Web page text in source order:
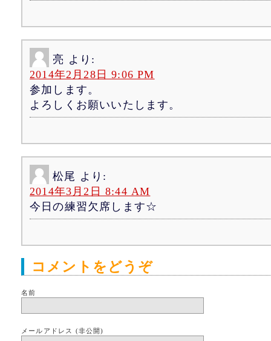
亮 より:
2014年2月28日 9:06 PM
参加します。
よろしくお願いいたします。
松尾 より:
2014年3月2日 8:44 AM
今日の練習欠席します☆
コメントをどうぞ
名前
メールアドレス (非公開)